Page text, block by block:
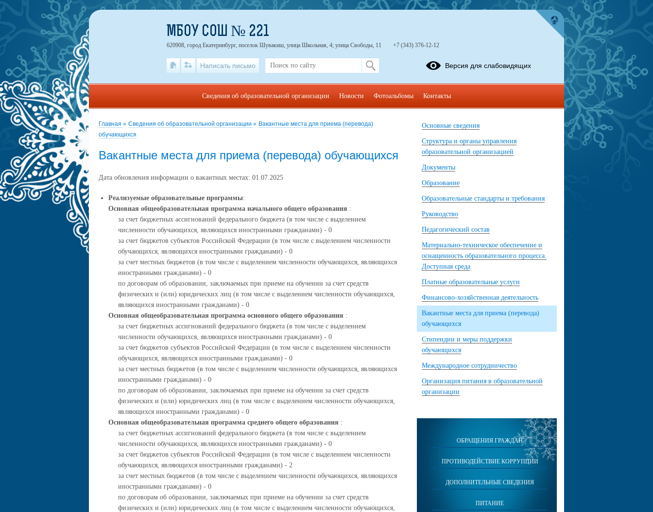
Главная » Сведения об образовательной организации » Вакантные места для приема (перевода)
обучающихся
Вакантные места для приема (перевода) обучающихся
Дата обновления информации о вакантных местах: 01.07.2025
Реализуемые образовательные программы:
Основная общеобразовательная программа начального общего образования :
за счет бюджетных ассигнований федерального бюджета (в том числе с выделением
численности обучающихся, являющихся иностранными гражданами) - 0
за счет бюджетов субъектов Российской Федерации (в том числе с выделением численности
обучающихся, являющихся иностранными гражданами) - 0
за счет местных бюджетов (в том числе с выделением численности обучающихся, являющихся
иностранными гражданами) - 0
по договорам об образовании, заключаемых при приеме на обучении за счет средств
физических и (или) юридических лиц (в том числе с выделением численности обучающихся,
являющихся иностранными гражданами) - 0
Основная общеобразовательная программа основного общего образования :
за счет бюджетных ассигнований федерального бюджета (в том числе с выделением
численности обучающихся, являющихся иностранными гражданами) - 0
за счет бюджетов субъектов Российской Федерации (в том числе с выделением численности
обучающихся, являющихся иностранными гражданами) - 0
за счет местных бюджетов (в том числе с выделением численности обучающихся, являющихся
иностранными гражданами) - 0
по договорам об образовании, заключаемых при приеме на обучении за счет средств
физических и (или) юридических лиц (в том числе с выделением численности обучающихся,
являющихся иностранными гражданами) - 0
Основная общеобразовательная программа среднего общего образования :
за счет бюджетных ассигнований федерального бюджета (в том числе с выделением
численности обучающихся, являющихся иностранными гражданами) - 0
за счет бюджетов субъектов Российской Федерации (в том числе с выделением численности
обучающихся, являющихся иностранными гражданами) - 2
за счет местных бюджетов (в том числе с выделением численности обучающихся, являющихся
иностранными гражданами) - 0
по договорам об образовании, заключаемых при приеме на обучении за счет средств
физических и (или) юридических лиц (в том числе с выделением численности обучающихся,
Основные сведения
Структура и органы управления
образовательной организацией
Документы
Образование
Образовательные стандарты и требования
Руководство
Педагогический состав
Материально-техническое обеспечение и
оснащенность образовательного процесса.
Доступная среда
Платные образовательные услуги
Финансово-хозяйственная деятельность
Вакантные места для приема (перевода)
обучающихся
Стипендии и меры поддержки
обучающихся
Международное сотрудничество
Организация питания в образовательной
организации
ОБРАЩЕНИЯ ГРАЖДАН
ПРОТИВОДЕЙСТВИЕ КОРРУПЦИИ
ДОПОЛНИТЕЛЬНЫЕ СВЕДЕНИЯ
ПИТАНИЕ
МБОУ СОШ № 221
620908, город Екатеринбург, поселок Шувакиш, улица Школьная, 4; улица Свободы, 11 +7 (343) 376-12-12
Написать письмо Версия для слабовидящих
Сведения об образовательной организации Новости Фотоальбомы Контакты